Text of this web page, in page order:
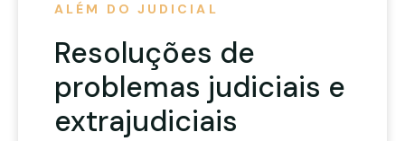
ALÉM DO JUDICIAL
Resoluções de
problemas judiciais e
extrajudiciais